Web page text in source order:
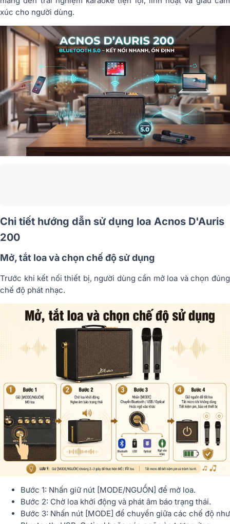
xúc cho người dùng.
Chi tiết hướng dẫn sử dụng loa Acnos D'Auris
200
Mở, tắt loa và chọn chế độ sử dụng
Trước khi kết nối thiết bị, người dùng cần mở loa và chọn đúng
chế độ phát nhạc.
Bước 1: Nhấn giữ nút [MODE/NGUỒN] để mở loa.
Bước 2: Chờ loa khởi động và phát âm báo trạng thái.
Bước 3: Nhấn nút [MODE] để chuyển giữa các chế độ như